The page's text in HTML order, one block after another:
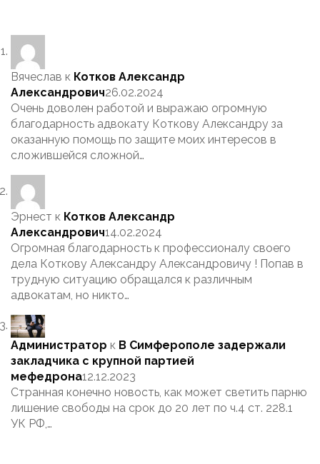
Вячеслав к Котков Александр
Александрович26.02.2024
Очень доволен работой и выражаю огромную
благодарность адвокату Коткову Александру за
оказанную помощь по защите моих интересов в
сложившейся сложной…
Эрнест к Котков Александр
Александрович14.02.2024
Огромная благодарность к профессионалу своего
дела Коткову Александру Александровичу ! Попав в
трудную ситуацию обращался к различным
адвокатам, но никто…
Администратор к В Симферополе задержали
закладчика с крупной партией
мефедрона12.12.2023
Странная конечно новость, как может светить парню
лишение свободы на срок до 20 лет по ч.4 ст. 228.1
УК РФ,…